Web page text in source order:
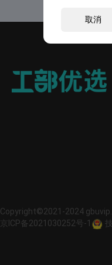
Copyright©2021-2024
京ICP备2021030252号-1
取消